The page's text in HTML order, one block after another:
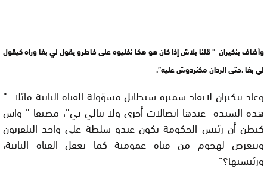
وأضاف بنكيران ” قلنا بلاش إذا كان هو هكا نخليوه على خاطرو يقول لي بغا وراه كيقول
لي بغا ،حتى الردان مكنردوش عليه”.
وعاد بنكيران لانقاد سميرة سيطايل مسؤولة القناة الثانية قائلا ”
هذه السيدة عندها اتصالات أخرى ولا تبالي بي”، مضيفا ” واش
كتظن أن رئيس الحكومة يكون عندو سلطة على واحد التلفزيون
ويتعرض لهجوم من قناة عمومية كما تعفل القناة الثانية،
ورئيستها؟”